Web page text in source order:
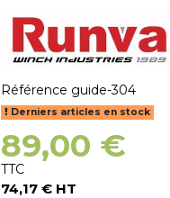
Référence guide-304
Derniers articles en stock
89,00 €
TTC
74,17 € HT